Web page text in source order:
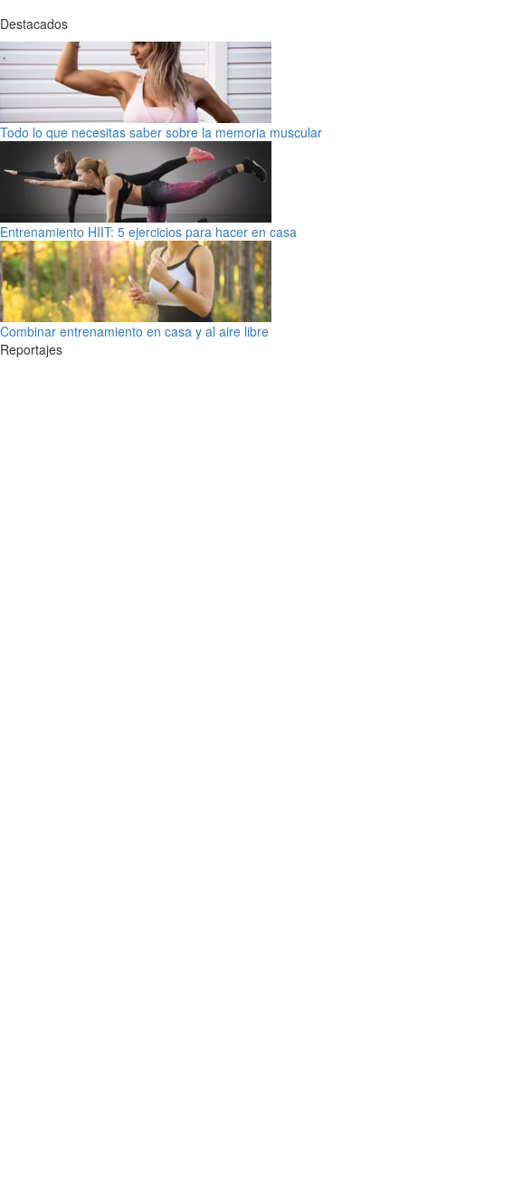
Destacados
Todo lo que necesitas saber sobre la memoria muscular
Entrenamiento HIIT: 5 ejercicios para hacer en casa
Combinar entrenamiento en casa y al aire libre
Reportajes